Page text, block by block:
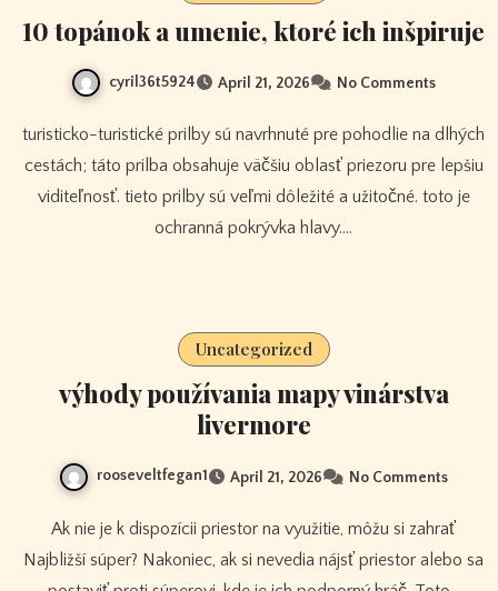
10 topánok a umenie, ktoré ich inšpiruje
cyril36t5924 April 21, 2026 No Comments
turisticko-turistické prilby sú navrhnuté pre pohodlie na dlhých
cestách; táto prilba obsahuje väčšiu oblasť priezoru pre lepšiu
viditeľnosť. tieto prilby sú veľmi dôležité a užitočné. toto je
ochranná pokrývka hlavy.…
Uncategorized
výhody používania mapy vinárstva
livermore
rooseveltfegan1 April 21, 2026 No Comments
Ak nie je k dispozícii priestor na využitie, môžu si zahrať
Najbližší súper? Nakoniec, ak si nevedia nájsť priestor alebo sa